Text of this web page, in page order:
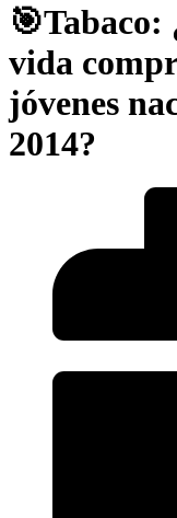
vida
jóvenes
2014?